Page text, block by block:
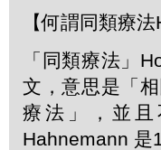
【何謂同類療
「同類療法」
文，意思是「
療法」，並
Hahnemann 是